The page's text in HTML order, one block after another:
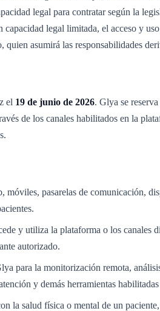
legal para contratar según la
capacidad legal limitada, el acceso y
asumirá las responsabilidades
el 19 de junio de 2026. Glya se
de los canales habilitados en la
móviles, pasarelas de comunicación,
y utiliza la plataforma o los canales
autorizado.
para la monitorización remota,
y demás herramientas
la salud física o mental de un